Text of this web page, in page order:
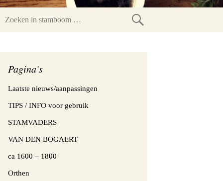
Zoeken
Pagina’s
Laatste nieuws/aanpassingen
TIPS / INFO voor gebruik
STAMVADERS
VAN DEN BOGAERT
ca 1600 – 1800
Orthen